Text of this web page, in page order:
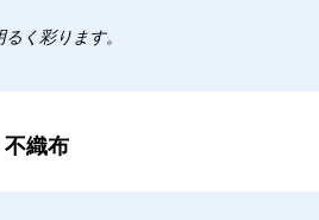
く彩ります。
織布